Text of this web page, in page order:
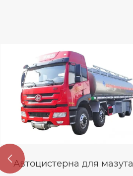
Автоцистерна для мазута
